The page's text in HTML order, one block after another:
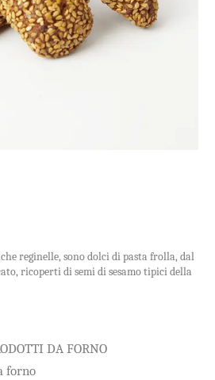
reginelle, sono dolci di pasta frolla, dal
ricoperti di semi di sesamo tipici della
DA FORNO
forno